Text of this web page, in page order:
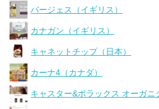
バージェス（イギリス）
カナガン（イギリス）
キャネットチップ（日本）
カーナ4（カナダ）
キャスター&ポラックス オーガニ